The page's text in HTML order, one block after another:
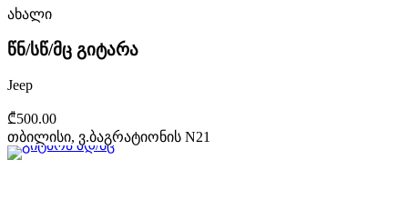
ახალი
წნ/სწ/მც გიტარა
Jeep
₾500.00
თბილისი, ვ.ბაგრატიონის N21